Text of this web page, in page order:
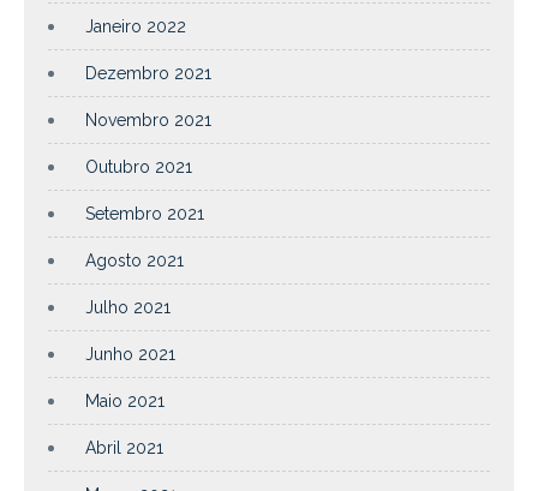
Janeiro 2022
Dezembro 2021
Novembro 2021
Outubro 2021
Setembro 2021
Agosto 2021
Julho 2021
Junho 2021
Maio 2021
Abril 2021